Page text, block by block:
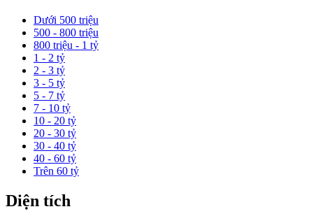
Dưới 500 triệu
500 - 800 triệu
800 triệu - 1 tỷ
1 - 2 tỷ
2 - 3 tỷ
3 - 5 tỷ
5 - 7 tỷ
7 - 10 tỷ
10 - 20 tỷ
20 - 30 tỷ
30 - 40 tỷ
40 - 60 tỷ
Trên 60 tỷ
Diện tích